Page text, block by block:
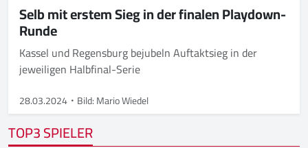
Selb mit erstem Sieg in der finalen Playdown-
Runde
Kassel und Regensburg bejubeln Auftaktsieg in der
jeweiligen Halbfinal-Serie
28.03.2024 Bild: Mario Wiedel
TOP3 SPIELER